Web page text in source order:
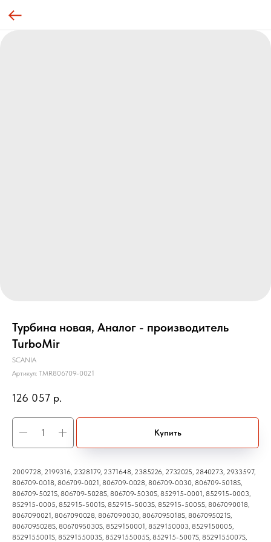
Турбина новая, Аналог - производитель
TurboMir
SCANIA
Артикул: TMR806709-0021
126 057 р.
Купить
2009728, 2199316, 2328179, 2371648, 2385226, 2732025, 2840273, 2933597,
806709-0018, 806709-0021, 806709-0028, 806709-0030, 806709-5018S,
806709-5021S, 806709-5028S, 806709-5030S, 852915-0001, 852915-0003,
852915-0005, 852915-5001S, 852915-5003S, 852915-5005S, 8067090018,
8067090021, 8067090028, 8067090030, 8067095018S, 8067095021S,
8067095028S, 8067095030S, 8529150001, 8529150003, 8529150005,
8529155001S, 8529155003S, 8529155005S, 852915-5007S, 8529155007S,